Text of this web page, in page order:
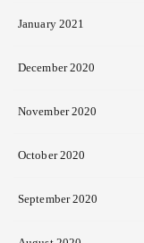
January 2021
December 2020
November 2020
October 2020
September 2020